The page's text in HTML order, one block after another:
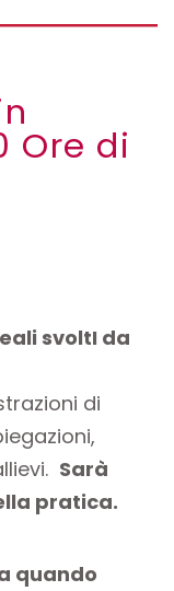
Ore di
svoltI da
di
Sarà
pratica.
quando